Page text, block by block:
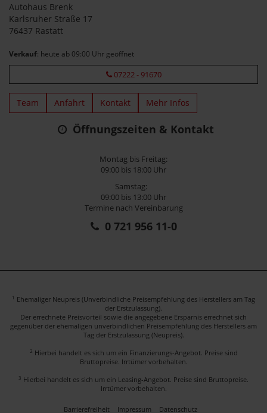
Autohaus Brenk
Karlsruher Straße 17
76437 Rastatt
Verkauf: heute ab 09:00 Uhr geöffnet
07222 - 91670
Team Anfahrt Kontakt Mehr Infos
Öffnungszeiten & Kontakt
Montag bis Freitag:
09:00 bis 18:00 Uhr
Samstag:
09:00 bis 13:00 Uhr
Termine nach Vereinbarung
0 721 956 11-0
1 Ehemaliger Neupreis (Unverbindliche Preisempfehlung des Herstellers am Tag
der Erstzulassung).
Der errechnete Preisvorteil sowie die angegebene Ersparnis errechnet sich
gegenüber der ehemaligen unverbindlichen Preisempfehlung des Herstellers am
Tag der Erstzulassung (Neupreis).
2 Hierbei handelt es sich um ein Finanzierungs-Angebot. Preise sind
Bruttopreise. Irrtümer vorbehalten.
3 Hierbei handelt es sich um ein Leasing-Angebot. Preise sind Bruttopreise.
Irrtümer vorbehalten.
Barrierefreiheit Impressum Datenschutz